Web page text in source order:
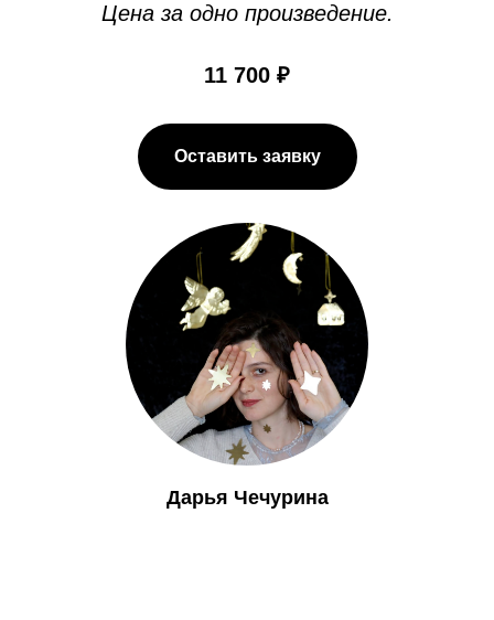
Цена за одно произведение.
11 700 ₽
Оставить заявку
Дарья Чечурина